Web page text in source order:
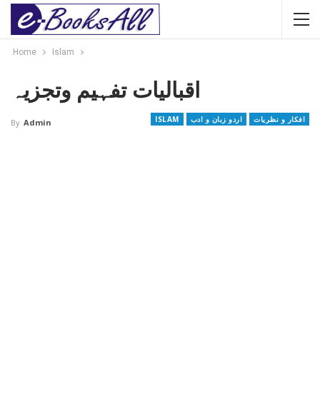
Home Islam
اقبالیات تفہیم وتجزیہ
ISLAM اردو زبان و ادب افکار و نظریات By Admin